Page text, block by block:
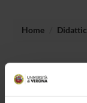
Home
Non è stato
all'insegnamento